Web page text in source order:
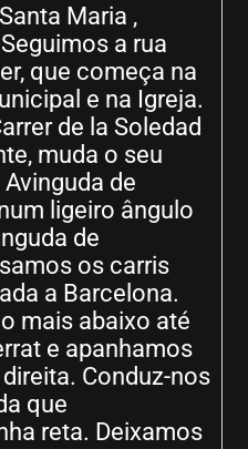
Maria ,
a rua
que começa na
e na Igreja.
de la Soledad
muda o seu
de
ligeiro ângulo
de
os carris
a Barcelona.
mais abaixo até
e apanhamos
Conduz-nos
que
reta. Deixamos